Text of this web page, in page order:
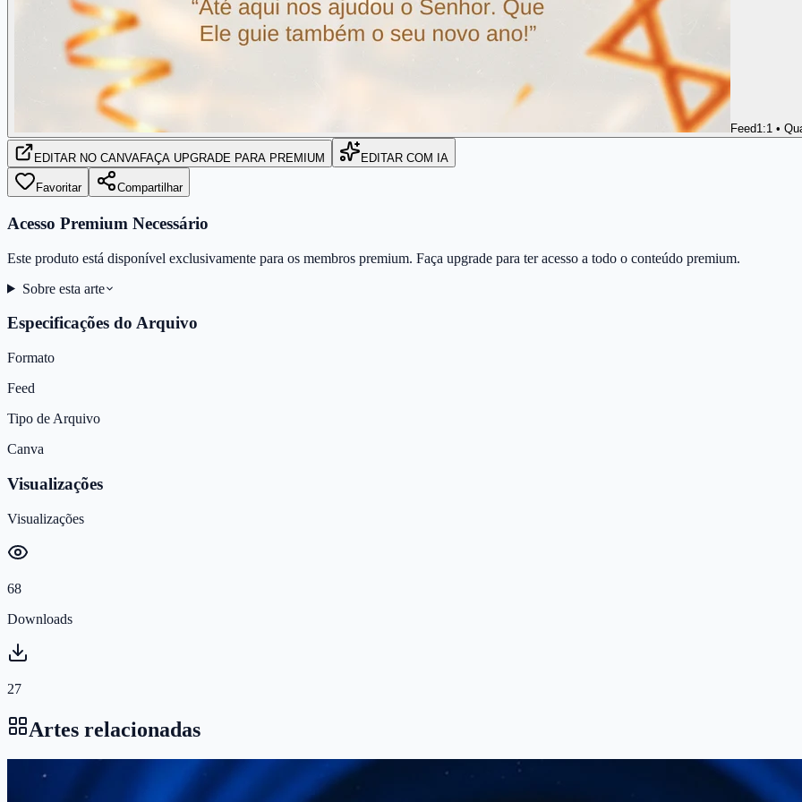
Feed1:1 •
EDITAR NO CANVAFAÇA UPGRADE PARA PREMIUM EDITAR COM IA
Favoritar Compartilhar
Acesso Premium Necessário
Este produto está disponível exclusivamente para os membros premium. Faça upgrade para ter acesso a todo o conteúdo premium.
Sobre esta arte
Especificações do Arquivo
Formato
Feed
Tipo de Arquivo
Canva
Visualizações
Visualizações
68
Downloads
27
Artes relacionadas